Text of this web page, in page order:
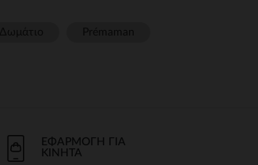
ΕΦΑΡΜΟΓΉ ΓΙΑ
ΚΙΝΗΤΆ